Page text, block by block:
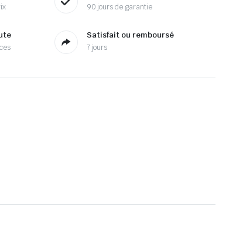
90 jours de garantie
Satisfait ou remboursé
7 jours